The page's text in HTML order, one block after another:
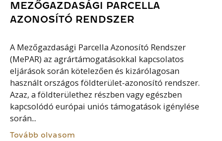
MEZŐGAZDASÁGI PARCELLA
AZONOSÍTÓ RENDSZER
A Mezőgazdasági Parcella Azonosító Rendszer
(MePAR) az agrártámogatásokkal kapcsolatos
eljárások során kötelezően és kizárólagosan
használt országos földterület-azonosító rendszer.
Azaz, a földterülethez részben vagy egészben
kapcsolódó európai uniós támogatások igénylése
során...
Tovább olvasom